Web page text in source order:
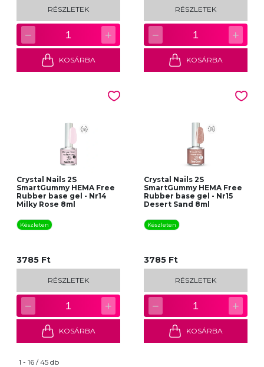
RÉSZLETEK
− 1 +
KOSÁRBA
RÉSZLETEK
− 1 +
KOSÁRBA
Crystal Nails 2S
SmartGummy HEMA Free
Rubber base gel - Nr14
Milky Rose 8ml
Készleten
3785 Ft
RÉSZLETEK
− 1 +
KOSÁRBA
Crystal Nails 2S
SmartGummy HEMA Free
Rubber base gel - Nr15
Desert Sand 8ml
Készleten
3785 Ft
RÉSZLETEK
− 1 +
KOSÁRBA
1 - 16 / 45 db